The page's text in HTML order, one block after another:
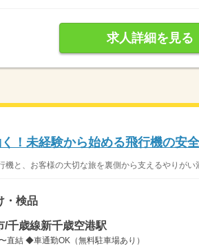
求人詳細を見る
！未経験から始める飛行機の安
機と、お客様の大切な旅を裏側から支えるやりがい
・検品
/千歳線新千歳空港駅
直結 ◆車通勤OK（無料駐車場あり）